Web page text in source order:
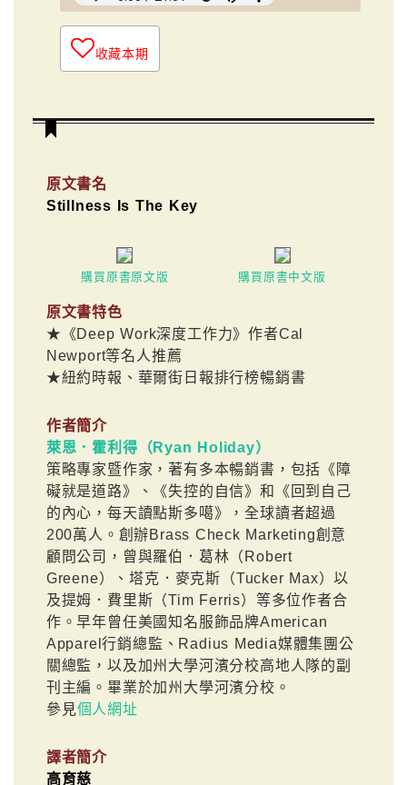
收藏本期
原文書名
Stillness Is The Key
購買原書原文版 購買原書中文版
原文書特色
★《Deep Work深度工作力》作者Cal
Newport等名人推薦
★紐約時報、華爾街日報排行榜暢銷書
作者簡介
萊恩．霍利得（Ryan Holiday）
策略專家暨作家，著有多本暢銷書，包括《障
礙就是道路》、《失控的自信》和《回到自己
的內心，每天讀點斯多噶》，全球讀者超過
200萬人。創辦Brass Check Marketing創意
顧問公司，曾與羅伯．葛林（Robert
Greene）、塔克．麥克斯（Tucker Max）以
及提姆．費里斯（Tim Ferris）等多位作者合
作。早年曾任美國知名服飾品牌American
Apparel行銷總監、Radius Media媒體集團公
關總監，以及加州大學河濱分校高地人隊的副
刊主編。畢業於加州大學河濱分校。
參見個人網址
譯者簡介
高育慈